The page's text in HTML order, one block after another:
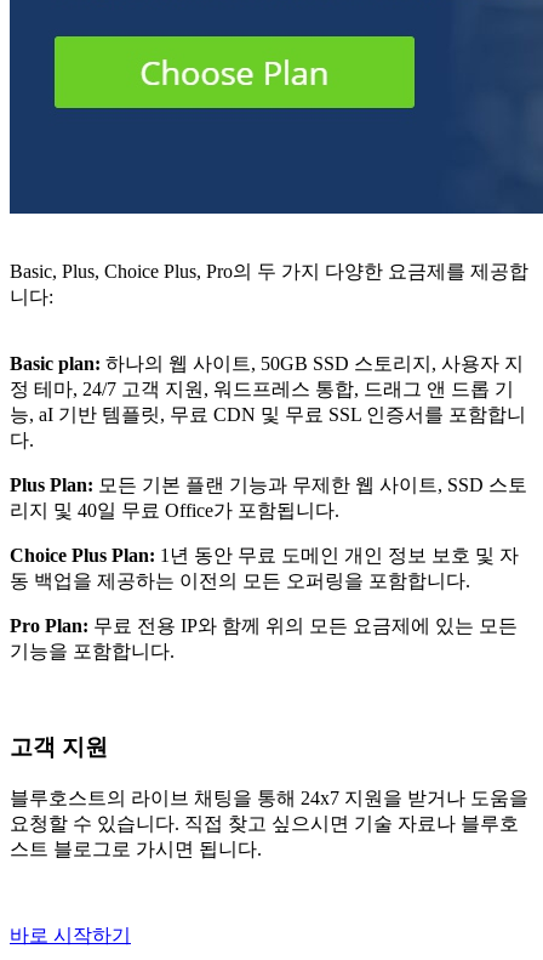
Basic, Plus, Choice Plus, Pro의 두 가지 다양한 요금제를 제공합
니다:
Basic plan: 하나의 웹 사이트, 50GB SSD 스토리지, 사용자 지
정 테마, 24/7 고객 지원, 워드프레스 통합, 드래그 앤 드롭 기
능, aI 기반 템플릿, 무료 CDN 및 무료 SSL 인증서를 포함합니
다.
Plus Plan: 모든 기본 플랜 기능과 무제한 웹 사이트, SSD 스토
리지 및 40일 무료 Office가 포함됩니다.
Choice Plus Plan: 1년 동안 무료 도메인 개인 정보 보호 및 자
동 백업을 제공하는 이전의 모든 오퍼링을 포함합니다.
Pro Plan: 무료 전용 IP와 함께 위의 모든 요금제에 있는 모든
기능을 포함합니다.
고객 지원
블루호스트의 라이브 채팅을 통해 24x7 지원을 받거나 도움을
요청할 수 있습니다. 직접 찾고 싶으시면 기술 자료나 블루호
스트 블로그로 가시면 됩니다.
바로 시작하기